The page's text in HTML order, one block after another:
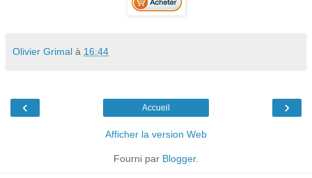
Olivier Grimal à 16:44
‹ ›
Accueil
Afficher la version Web
Fourni par Blogger.